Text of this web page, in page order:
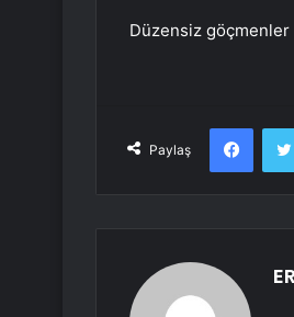
Düzensiz göçmenler
Paylaş